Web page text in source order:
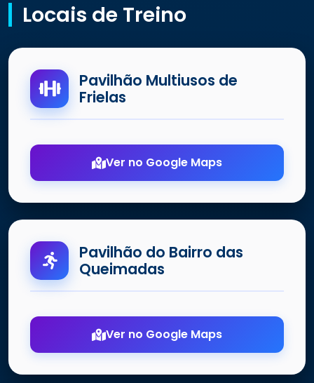
Locais de Treino
Pavilhão Multiusos de
Frielas
Ver no Google Maps
Pavilhão do Bairro das
Queimadas
Ver no Google Maps